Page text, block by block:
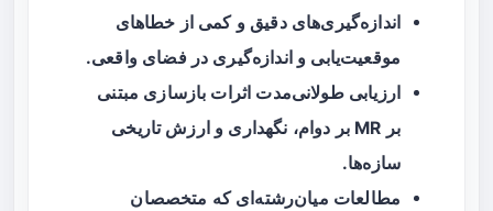
اندازه‌گیری‌های دقیق و کمی از خطاهای
موقعیت‌یابی و اندازه‌گیری در فضای واقعی.
ارزیابی طولانی‌مدت اثرات بازسازی مبتنی
بر MR بر دوام، نگهداری و ارزش تاریخی
سازه‌ها.
مطالعات میان‌رشته‌ای که متخصصان